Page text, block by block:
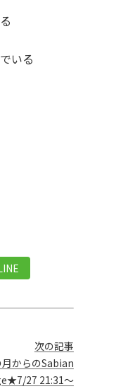
いる
次の記事
からのSabian
27 21:31～